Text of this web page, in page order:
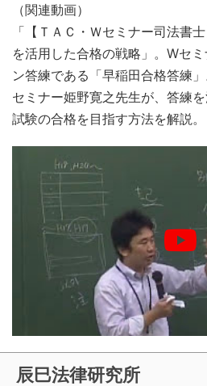
（関連動画）
「【ＴＡＣ・Ｗセミナー司法書
を活用した合格の戦略」。Wセ
ン答練である「早稲田合格答練
セミナー姫野寛之先生が、答練
試験の合格を目指す方法を解説。
辰巳法律研究所